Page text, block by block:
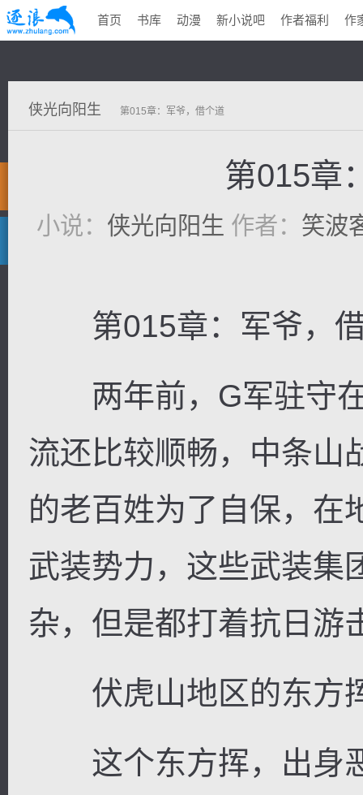
首页 书库 动漫 新小说吧 作者福利 作
侠光向阳生 第015章：军爷，借个道
第015章
小说： 侠光向阳生 作者： 笑波
第015章：军爷，
两年前，G军驻守在
流还比较顺畅，中条山
的老百姓为了自保，在
武装势力，这些武装集
杂，但是都打着抗日游
伏虎山地区的东方
这个东方挥，出身